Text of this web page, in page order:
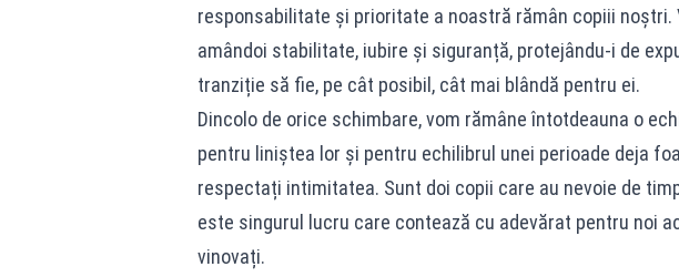
responsabilitate și prioritate a noastră rămân copiii noștri.
amândoi stabilitate, iubire și siguranță, protejându-i de
tranziție să fie, pe cât posibil, cât mai blândă pentru ei.
Dincolo de orice schimbare, vom rămâne întotdeauna o
pentru liniștea lor și pentru echilibrul unei perioade deja
respectați intimitatea. Sunt doi copii care au nevoie de
este singurul lucru care contează cu adevărat pentru noi
vinovați.